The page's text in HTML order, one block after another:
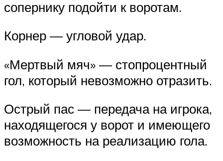
сопернику подойти к воротам.
Корнер — угловой удар.
«Мертвый мяч» — стопроцентный
гол, который невозможно отразить.
Острый пас — передача на игрока,
находящегося у ворот и имеющего
возможность на реализацию гола.